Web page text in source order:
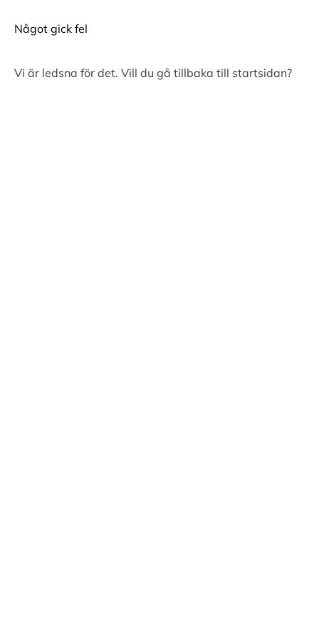
Något gick fel
Vi är ledsna för det. Vill du gå tillbaka till startsidan?